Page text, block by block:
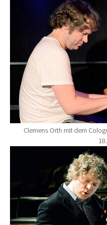
Clemens Orth mit dem
Show larger version for: